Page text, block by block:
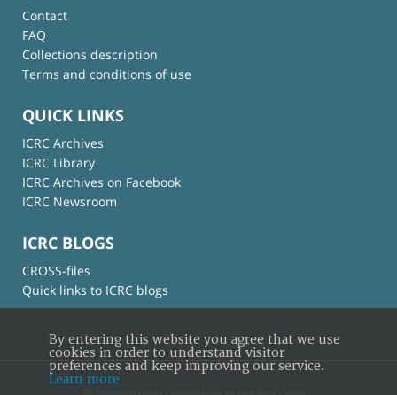
Contact
FAQ
Collections description
Terms and conditions of use
QUICK LINKS
ICRC Archives
ICRC Library
ICRC Archives on Facebook
ICRC Newsroom
ICRC BLOGS
CROSS-files
Quick links to ICRC blogs
By entering this website you agree that we use
cookies in order to understand visitor
preferences and keep improving our service.
Learn more